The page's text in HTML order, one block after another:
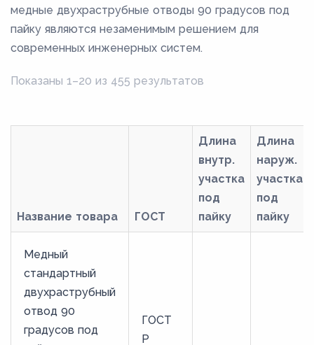
медные двухраструбные отводы 90 градусов под
пайку являются незаменимым решением для
современных инженерных систем.
Показаны 1–20 из 455 результатов
Название товара ГОСТ
Длина
внутр.
участка
под
пайку
Длина
наруж.
участка
под
пайку
Медный
стандартный
двухраструбный
отвод 90
градусов под
ГОСТ
Р